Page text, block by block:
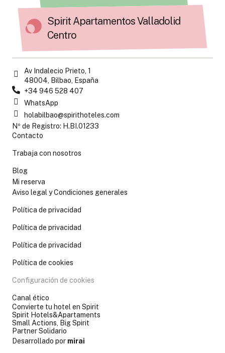
Spirit Apartamentos Valladolid
Centro
Av Indalecio Prieto, 1
48004, Bilbao, España
+34 946 528 407
WhatsApp
holabilbao@spirithoteles.com
Nº de Registro: H.BI.01233
Contacto
Trabaja con nosotros
Blog
Mi reserva
Aviso legal y Condiciones generales
Política de privacidad
Política de privacidad
Política de privacidad
Política de cookies
Configuración de cookies
Canal ético
Convierte tu hotel en Spirit
Spirit Hotels&Apartaments
Small Actions, Big Spirit
Partner Solidario
Desarrollado por mirai